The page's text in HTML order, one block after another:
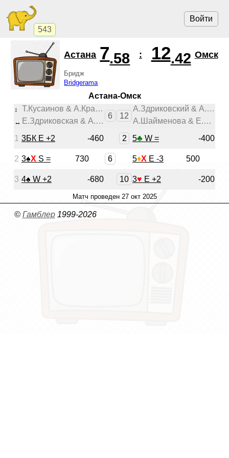
543
Войти
Астана 7.58 : 12.42 Омск
Бридж
Bridgerama
Астана-Омск
↕︎
Т.Кусаинов & А.Крайбеков
6
12
А.Здриковский & А.Евтина
↔︎ Е.Здриковская & А.Климко
А.Шайменова & Е.Шалекенов
1 3БК E +2 -460 2 5♣ W = -400
2 3♠X S = 730 6 5♦X E -3 500
3 4♠ W +2 -680 10 3♥ E +2 -200
Матч проведен 27 окт 2025
© Гамблер1999-2026